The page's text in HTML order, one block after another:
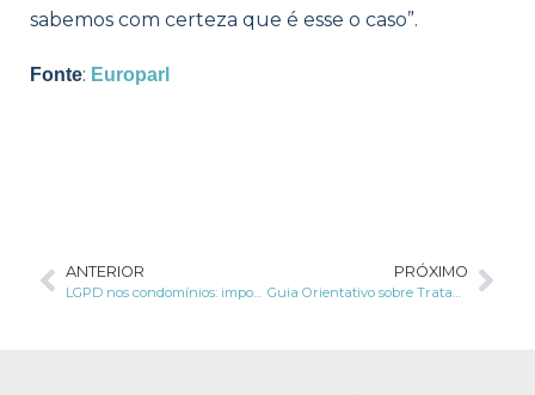
sabemos com certeza que é esse o caso”.
Fonte: Europarl
ANTERIOR PRÓXIMO